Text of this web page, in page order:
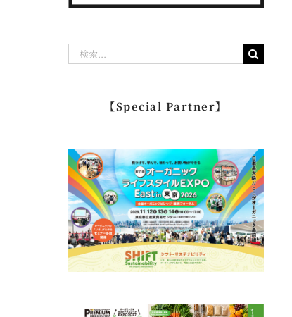
【Special Partner】